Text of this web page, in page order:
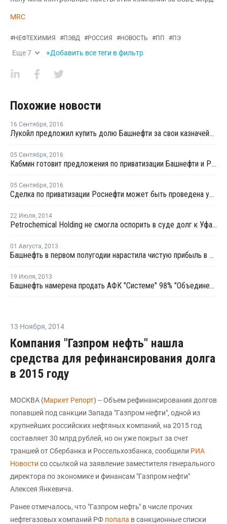
MRC
#НЕФТЕХИМИЯ #ПЭВД #РОССИЯ #НОВОСТЬ #ПП #ПЭ
Еще7 +Добавить все теги в фильтр
Похожие новости
16 Сентября, 2016
Лукойл предложил купить долю Башнефти за свои казначейские акции
05 Сентября, 2016
Кабмин готовит предложения по приватизации Башнефти и Роснефти
05 Сентября, 2016
Сделка по приватизации Роснефти может быть проведена уже начиная с октября
22 Июля, 2014
Petrochemical Holding не смогла оспорить в суде долг к Уфаоргсинтезу в USD1,1 млн
01 Августа, 2013
Башнефть в первом полугодии нарастила чистую прибыль в 1,6 раза
19 Июля, 2013
Башнефть намерена продать АФК "Системе" 98% "Объединенной нефтехимической компании"
13 Ноября, 2014
Компания "Газпром нефть" нашла
средства для рефинансирования долга
в 2015 году
МОСКВА (Маркет Репорт) -- Объем рефинансирования долгов
попавшей под санкции Запада "Газпром нефти", одной из
крупнейших российских нефтяных компаний, на 2015 год
составляет 30 млрд рублей, но он уже покрыт за счет
траншей от Сбербанка и Россельхозбанка, сообщили РИА
Новости со ссылкой на заявление заместителя генерального
директора по экономике и финансам "Газпром нефти"
Алексея Янкевича.
Ранее отмечалось, что "Газпром нефть" в числе прочих
нефтегазовых компаний РФ попала в санкционные списки